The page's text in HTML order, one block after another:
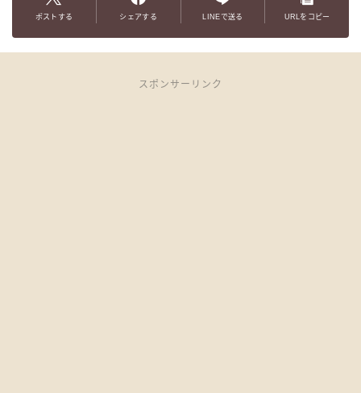
ポストする シェアする LINEで送る URLをコピー
スポンサーリンク